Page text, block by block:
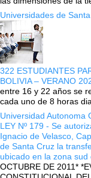
Universidades de
322 ESTUDIANTES
BOLIVIA – VERANO
entre 16 y 22 años se
cada uno de 8 horas
Universidad Autonoma
LEY Nº 179 - Se
Ignacio de Velasco,
de Santa Cruz la
ubicado en la zona sud
OCTUBRE DE 2011*